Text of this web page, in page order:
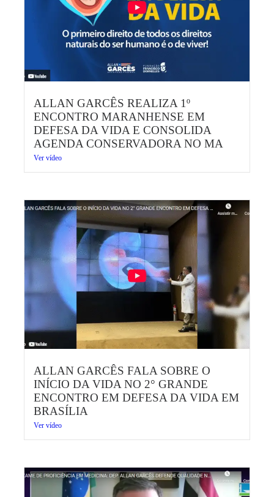
ALLAN GARCÊS REALIZA 1º
ENCONTRO MARANHENSE EM
DEFESA DA VIDA E CONSOLIDA
AGENDA CONSERVADORA NO MA
Ver vídeo
ALLAN GARCÊS FALA SOBRE O
INÍCIO DA VIDA NO 2° GRANDE
ENCONTRO EM DEFESA DA VIDA EM
BRASÍLIA
Ver vídeo